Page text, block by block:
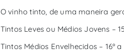
O vinho tinto, de uma maneira
Tintos Leves ou Médios Jovens –
Tintos Médios Envelhecidos – 16º a